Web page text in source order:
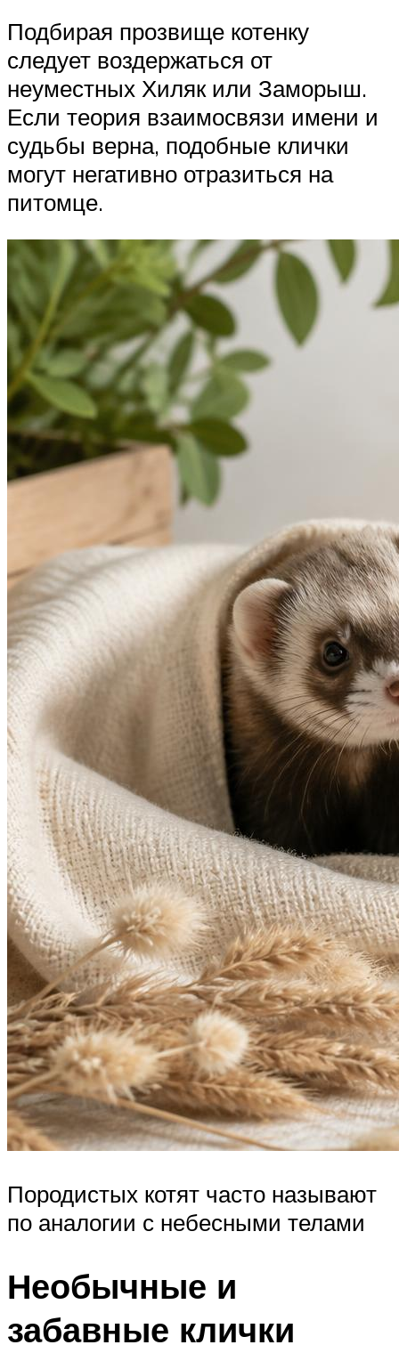
Подбирая прозвище котенку
следует воздержаться от
неуместных Хиляк или Заморыш.
Если теория взаимосвязи имени и
судьбы верна, подобные клички
могут негативно отразиться на
питомце.
Породистых котят часто называют
по аналогии с небесными телами
Необычные и
забавные клички